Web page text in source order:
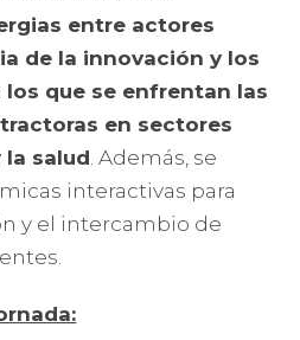
entre actores
de la innovación y los
que se enfrentan las
en sectores
salud . Además, se
interactivas para
y el intercambio de